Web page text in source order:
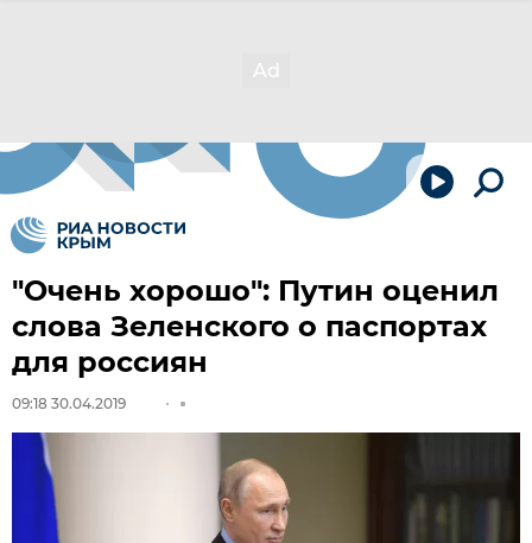
"Очень хорошо": Путин оценил
слова Зеленского о паспортах
для россиян
09:18 30.04.2019